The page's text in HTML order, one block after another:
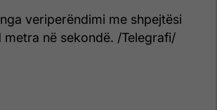
veriperëndimi me shpejtësi
metra në sekondë. /Telegrafi/